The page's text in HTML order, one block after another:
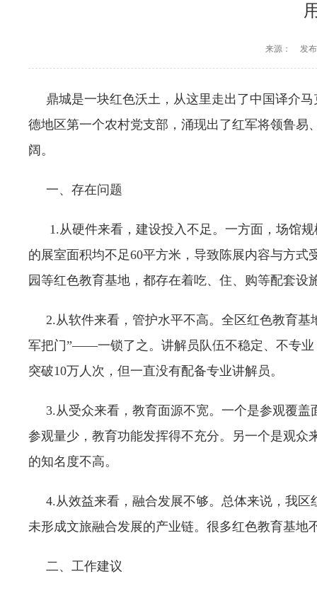
来源： 发
鼎城是一块红色沃土，从这里走出了中国译介马
德地区第一个农村党支部，涌现出了红军将领鲁
阔。
一、存在问题
1.从硬件来看，建设投入不足。一方面，场馆规
的展室面积均不足60平方米，导致陈展内容与方
园等红色教育基地， 都存在着吃、住、购等配套设
2.从软件来看，管护水平不高。全区红色教育基
军把门”——一锁了之。讲解员队伍不稳定、不专业
突破10万人次，但一直没有配备专业讲解员。
3.从受众来看，教育面源不宽。一个是参观覆盖
参观量少，教育功能发挥得不充分。另一个是观
的知名度不高。
4.从效益来看，融合发展不够。总体来说，我区
未形成文旅融合发展的产业链。很多红色教育基
二、工作建议